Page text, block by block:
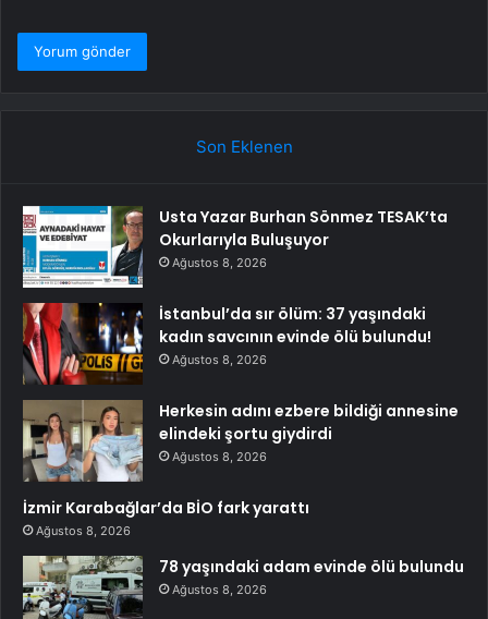
Son Eklenen
Usta Yazar Burhan Sönmez TESAK’ta
Okurlarıyla Buluşuyor
Ağustos 8, 2026
İstanbul’da sır ölüm: 37 yaşındaki
kadın savcının evinde ölü bulundu!
Ağustos 8, 2026
Herkesin adını ezbere bildiği annesine
elindeki şortu giydirdi
Ağustos 8, 2026
İzmir Karabağlar’da BİO fark yarattı
Ağustos 8, 2026
78 yaşındaki adam evinde ölü bulundu
Ağustos 8, 2026